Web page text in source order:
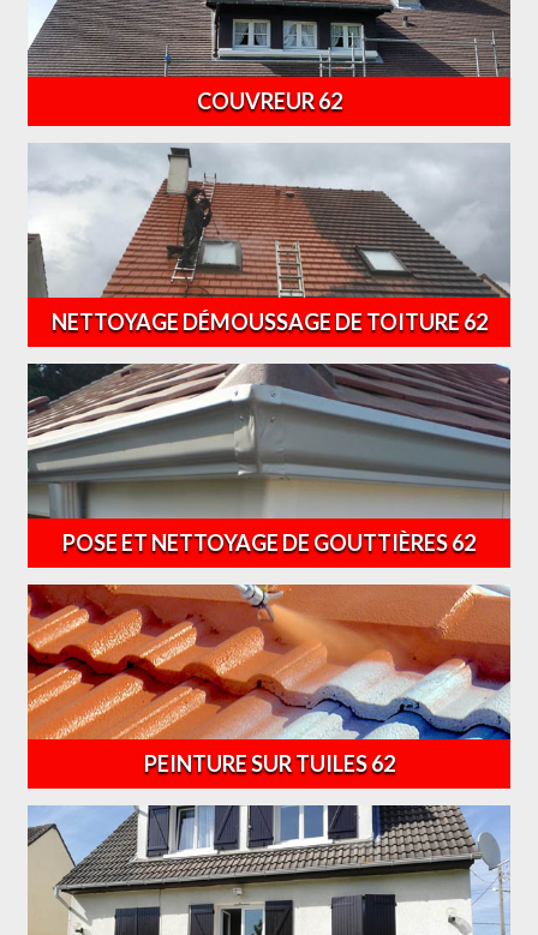
COUVREUR 62
NETTOYAGE DÉMOUSSAGE DE TOITURE 62
POSE ET NETTOYAGE DE GOUTTIÈRES 62
PEINTURE SUR TUILES 62